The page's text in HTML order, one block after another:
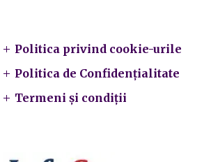
Politica privind cookie-urile
Politica de Confidențialitate
Termeni și condiții